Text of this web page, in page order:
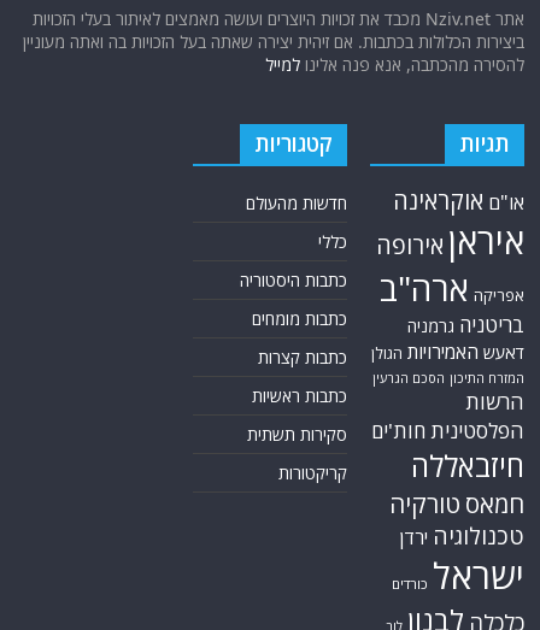
אתר Nziv.net מכבד את זכויות היוצרים ועושה מאמצים לאיתור בעלי הזכויות
ביצירות הכלולות בכתבות. אם זיהית יצירה שאתה בעל הזכויות בה ואתה מעוניין
להסירה מהכתבה, אנא פנה אלינולמייל
תגיות
או"ם אוקראינה
איראן אירופה
אפריקה ארה"ב
בריטניה גרמניה
דאעש האמירויות הגולן
המזרח התיכון הסכם הגרעין
הרשות
הפלסטינית חות'ים
חיזבאללה
חמאס טורקיה
טכנולוגיה ירדן
ישראל כורדים
כלכלה לבנון לוב
קטגוריות
חדשות מהעולם
כללי
כתבות היסטוריה
כתבות מומחים
כתבות קצרות
כתבות ראשיות
סקירות תשתית
קריקטורות